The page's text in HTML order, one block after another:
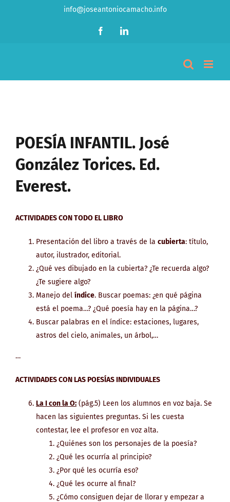
info@joseantoniocamacho.info
FacebookLinkedIn
imagen
más
grande
POESÍA INFANTIL. José
González Torices. Ed.
Everest.
ACTIVIDADES CON TODO EL LIBRO
Presentación del libro a través de la cubierta: título,
autor, ilustrador, editorial.
¿Qué ves dibujado en la cubierta? ¿Te recuerda algo?
¿Te sugiere algo?
Manejo del índice. Buscar poemas: ¿en qué página
está el poema…? ¿Qué poesía hay en la página…?
Buscar palabras en el índice: estaciones, lugares,
astros del cielo, animales, un árbol,…
…
ACTIVIDADES CON LAS POESÍAS INDIVIDUALES
La I con la O:(pág.5) Leen los alumnos en voz baja. Se
hacen las siguientes preguntas. Si les cuesta
contestar, lee el profesor en voz alta.
¿Quiénes son los personajes de la poesía?
¿Qué les ocurría al principio?
¿Por qué les ocurría eso?
¿Qué les ocurre al final?
¿Cómo consiguen dejar de llorar y empezar a